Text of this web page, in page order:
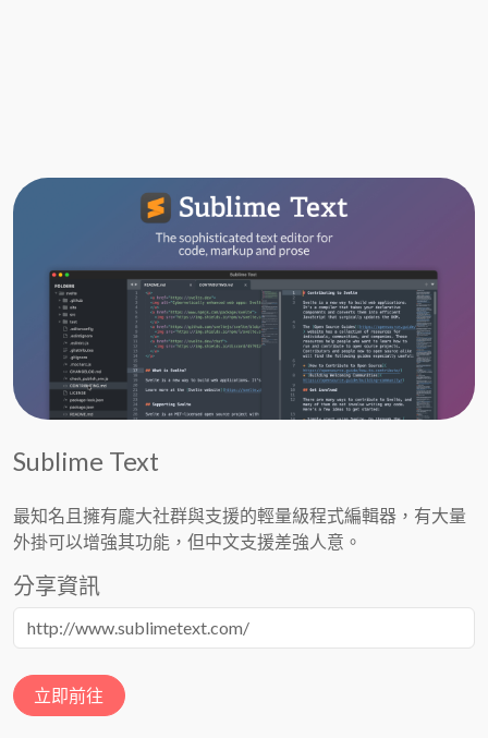
Sublime Text
最知名且擁有龐大社群與支援的輕量級程式編輯器，有大量
外掛可以增強其功能，但中文支援差強人意。
分享資訊
立即前往